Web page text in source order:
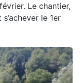
Le chantier,
le 1er